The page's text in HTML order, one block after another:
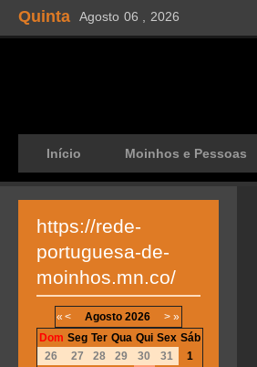
Quinta Agosto 06 , 2026
Início Moinhos e Pessoas
https://rede-
portuguesa-de-
moinhos.mn.co/
« < Agosto 2026 > »
Dom Seg Ter Qua Qui Sex Sáb
26
27 28 29 30 31
1